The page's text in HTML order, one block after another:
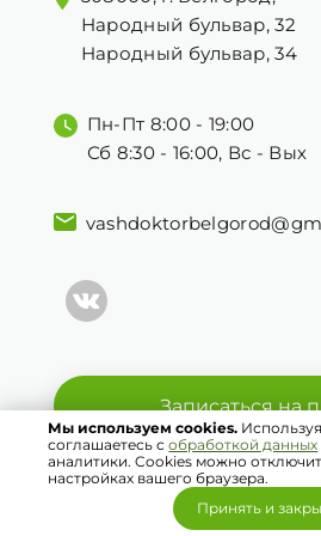
идет заживление. Если
импланты, пластический
✅ Проведение инвазивного
. Сонография
проведении пункции или
В каких случаях
требуется УЗИ
желез?
На УЗ-диагностику груди
различные специалисты:
Народный бульвар, 32
Народный бульвар, 34
Пн-Пт 8:00 - 19:00
Сб 8:30 - 16:00, Вс - Вых
Записаться на
© 2021 Ваш Доктор. Все
Мы используем cookies.
соглашаетесь собработкой данных
аналитики. Cookies можно
настройках вашего браузера.
Принять и